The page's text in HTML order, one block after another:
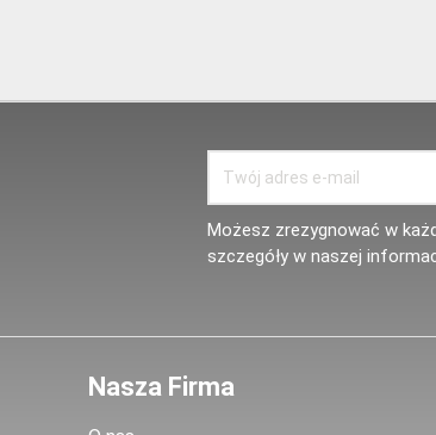
Możesz zrezygnować w
szczegóły w naszej
Nasza Firma